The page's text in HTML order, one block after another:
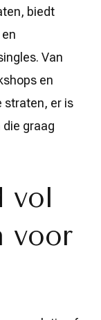
biedt
Van
en
straten, er is
graag
vol
voor